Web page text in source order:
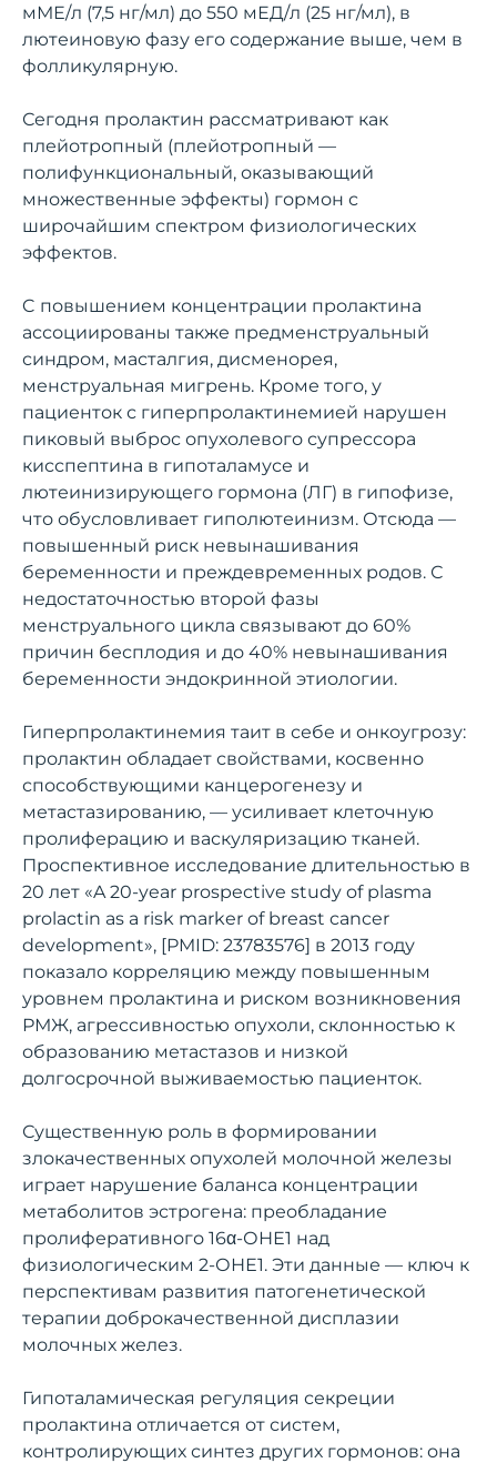
мМЕ/л (7,5 нг/мл) до 550 мЕД/л (25 нг/мл), в
лютеиновую фазу его содержание выше, чем в
фолликулярную.
Сегодня пролактин рассматривают как
плейотропный (плейотропный —
полифункциональный, оказывающий
множественные эффекты) гормон с
широчайшим спектром физиологических
эффектов.
C повышением концентрации пролактина
ассоциированы также предменструальный
синдром, масталгия, дисменорея,
менструальная мигрень. Кроме того, у
пациенток с гиперпролактинемией нарушен
пиковый выброс опухолевого супрессора
кисспептина в гипоталамусе и
лютеинизирующего гормона (ЛГ) в гипофизе,
что обусловливает гиполютеинизм. Отсюда —
повышенный риск невынашивания
беременности и преждевременных родов. С
недостаточностью второй фазы
менструального цикла связывают до 60%
причин бесплодия и до 40% невынашивания
беременности эндокринной этиологии.
Гиперпролактинемия таит в себе и онкоугрозу:
пролактин обладает свойствами, косвенно
способствующими канцерогенезу и
метастазированию, — усиливает клеточную
пролиферацию и васкуляризацию тканей.
Проспективное исследование длительностью в
20 лет «A 20-year prospective study of plasma
prolactin as a risk marker of breast cancer
development», [PMID: 23783576] в 2013 году
показало корреляцию между повышенным
уровнем пролактина и риском возникновения
РМЖ, агрессивностью опухоли, склонностью к
образованию метастазов и низкой
долгосрочной выживаемостью пациенток.
Существенную роль в формировании
злокачественных опухолей молочной железы
играет нарушение баланса концентрации
метаболитов эстрогена: преобладание
пролиферативного 16α-ОНЕ1 над
физиологическим 2-ОНЕ1. Эти данные — ключ к
перспективам развития патогенетической
терапии доброкачественной дисплазии
молочных желез.
Гипоталамическая регуляция секреции
пролактина отличается от систем,
контролирующих синтез других гормонов: она